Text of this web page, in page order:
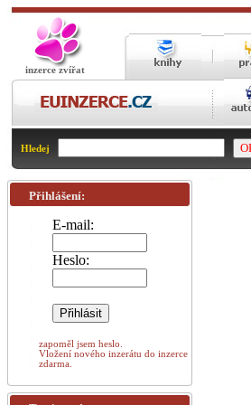
inzerce zvířat
Hledej
Přihlášení:
E-mail:
Heslo:
zapoměl jsem heslo.
Vložení nového inzerátu do inzerce
zdarma.